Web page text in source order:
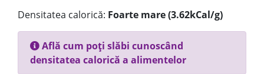
Densitatea calorică: Foarte mare (3.62kCal/g)
Află cum poți slăbi cunoscând
densitatea calorică a alimentelor